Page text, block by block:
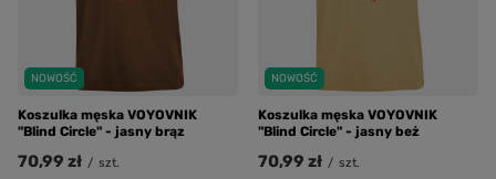
NOWOŚĆ
Koszulka męska VOYOVNIK
"Blind Circle" - jasny brąz
70,99 zł / szt.
NOWOŚĆ
Koszulka męska VOYOVNIK
"Blind Circle" - jasny beż
70,99 zł / szt.